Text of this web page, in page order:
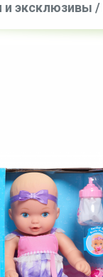
и эксклюзивы /